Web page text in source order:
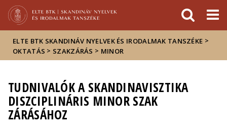
Hírek
Események
ELTE a
sajtóban
ELTE BTK SKANDINÁV NYELVEK ÉS IRODALMAK TANSZÉKE >
OKTATÁS > SZAKZÁRÁS > MINOR
TUDNIVALÓK A SKANDINAVISZTIKA
DISZCIPLINÁRIS MINOR SZAK
ZÁRÁSÁHOZ